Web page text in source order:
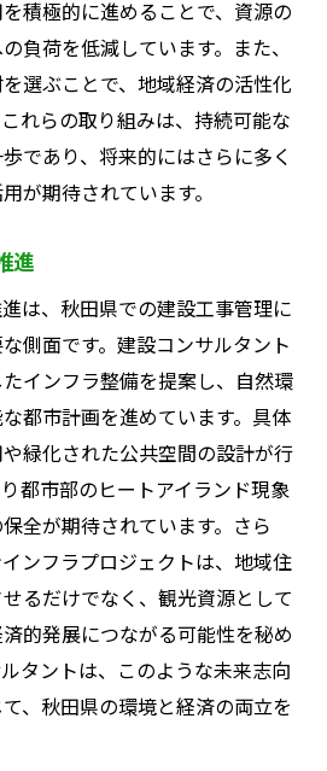
積極的に進めることで、資源の
負荷を低減しています。また、
選ぶことで、地域経済の活性化
れらの取り組みは、持続可能な
であり、将来的にはさらに多く
が期待されています。
進
は、秋田県での建設工事管理に
側面です。建設コンサルタント
インフラ整備を提案し、自然環
都市計画を進めています。具体
緑化された公共空間の設計が行
都市部のヒートアイランド現象
全が期待されています。さら
ンフラプロジェクトは、地域住
るだけでなく、観光資源として
的発展につながる可能性を秘め
タントは、このような未来志向
、秋田県の環境と経済の両立を